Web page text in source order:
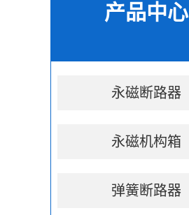
产品中心
永磁断路器
永磁机构箱
弹簧断路器